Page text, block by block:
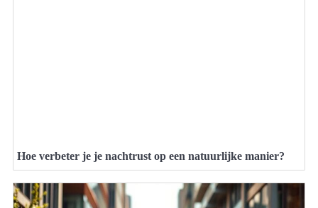
Hoe verbeter je je nachtrust op een natuurlijke manier?